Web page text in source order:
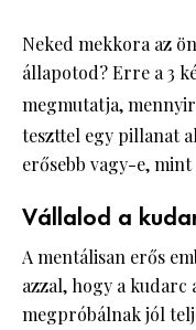
Neked mekkora az
állapotod? Erre a 3
megmutatja,
teszttel egy pillanat
erősebb vagy-e, mint
Vállalod a
A mentálisan erős
azzal, hogy a kudarc
megpróbálnak jól